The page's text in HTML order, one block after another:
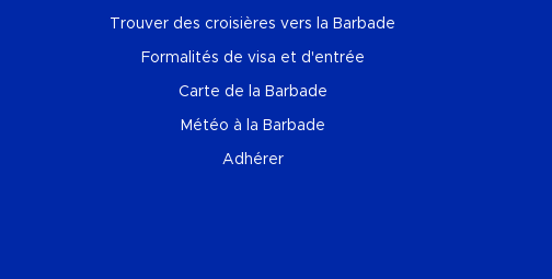
Trouver des croisières vers la Barbade
Formalités de visa et d'entrée
Carte de la Barbade
Météo à la Barbade
Adhérer